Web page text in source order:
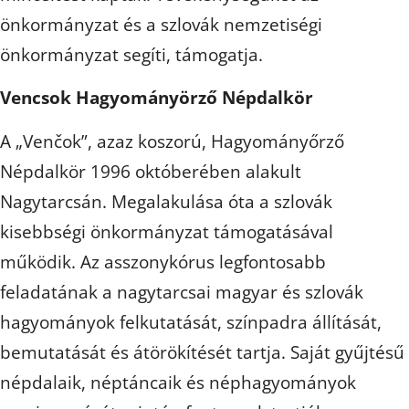
önkormányzat és a szlovák nemzetiségi
önkormányzat segíti, támogatja.
Vencsok Hagyományörző Népdalkör
A „Venčok”, azaz koszorú, Hagyományőrző
Népdalkör 1996 októberében alakult
Nagytarcsán. Megalakulása óta a szlovák
kisebbségi önkormányzat támogatásával
működik. Az asszonykórus legfontosabb
feladatának a nagytarcsai magyar és szlovák
hagyományok felkutatását, színpadra állítását,
bemutatását és átörökítését tartja. Saját gyűjtésű
népdalaik, néptáncaik és néphagyományok